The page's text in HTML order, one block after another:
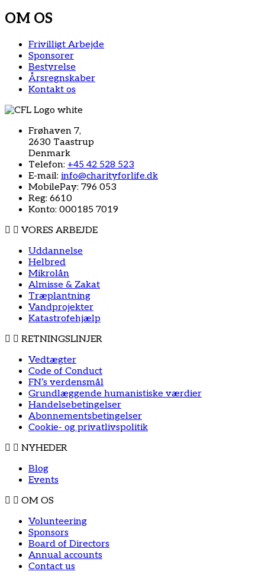
OM OS
Frivilligt Arbejde
Sponsorer
Bestyrelse
Årsregnskaber
Kontakt os
Frøhaven 7,
2630 Taastrup
Denmark
Telefon: +45 42 528 523
E-mail: info@charityforlife.dk
MobilePay: 796 053
Reg: 6610
Konto: 000185 7019
VORES ARBEJDE
Uddannelse
Helbred
Mikrolån
Almisse & Zakat
Træplantning
Vandprojekter
Katastrofehjælp
RETNINGSLINJER
Vedtægter
Code of Conduct
FN’s verdensmål
Grundlæggende humanistiske værdier
Handelsebetingelser
Abonnementsbetingelser
Cookie- og privatlivspolitik
NYHEDER
Blog
Events
OM OS
Volunteering
Sponsors
Board of Directors
Annual accounts
Contact us